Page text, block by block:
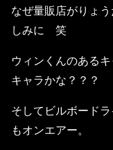
なぜ量販店がりょ
しみに 笑
ウィンくんのある
キャラかな？？？
そしてビルボード
もオンエアー。